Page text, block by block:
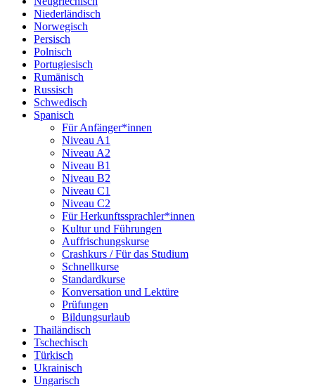
Niederländisch
Norwegisch
Persisch
Polnisch
Portugiesisch
Rumänisch
Russisch
Schwedisch
Spanisch
Für Anfänger*innen
Niveau A1
Niveau A2
Niveau B1
Niveau B2
Niveau C1
Niveau C2
Für Herkunftssprachler*innen
Kultur und Führungen
Auffrischungskurse
Crashkurs / Für das Studium
Schnellkurse
Standardkurse
Konversation und Lektüre
Prüfungen
Bildungsurlaub
Thailändisch
Tschechisch
Türkisch
Ukrainisch
Ungarisch